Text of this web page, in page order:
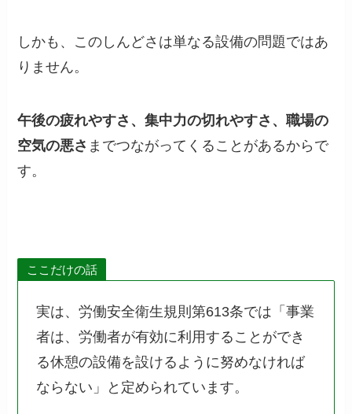
しかも、このしんどさは単なる設備の問題ではあ
りません。
午後の疲れやすさ、集中力の切れやすさ、職場の
空気の悪さ までつながってくることがあるからで
す。
ここだけの話
実は、労働安全衛生規則第613条では「事業
者は、労働者が有効に利用することができ
る休憩の設備を設けるように努めなければ
ならない」と定められています。